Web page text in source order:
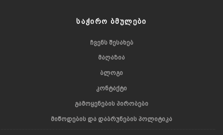
ᲡᲐᲭᲘᲠᲝ ᲑᲛᲣᲚᲔᲑᲘ
ᲩᲕᲔᲜᲡ ᲨᲔᲡᲐᲮᲔᲑ
ᲛᲐᲦᲐᲖᲘᲐ
ᲑᲚᲝᲒᲘ
ᲙᲝᲜᲢᲐᲥᲢᲘ
ᲒᲐᲛᲝᲧᲔᲜᲔᲑᲘᲡ ᲞᲘᲠᲝᲑᲔᲑᲘ
ᲛᲘᲬᲝᲓᲔᲑᲘᲡ ᲓᲐ ᲓᲐᲑᲠᲣᲜᲔᲑᲘᲡ ᲞᲝᲚᲘᲢᲘᲙᲐ